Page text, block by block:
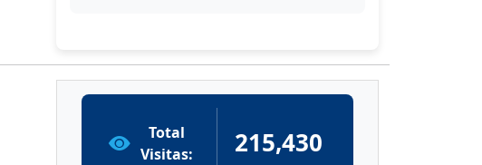
Total
Visitas:
215,430